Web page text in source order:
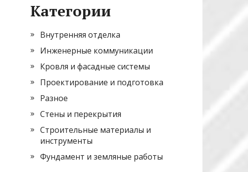
Категории
Внутренняя отделка
Инженерные коммуникации
Кровля и фасадные системы
Проектирование и подготовка
Разное
Стены и перекрытия
Строительные материалы и
инструменты
Фундамент и земляные работы